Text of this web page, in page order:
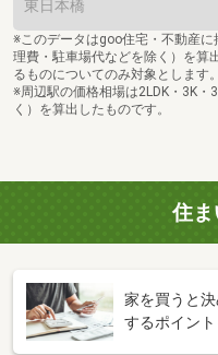
東日本橋
※このデータはgoo住宅・不動産
理費・駐車場代などを除く）を算
るものについてのみ対象とします。
※周辺駅の価格相場は2LDK・3K
く）を算出したものです。
住
家を買うと
するポイン